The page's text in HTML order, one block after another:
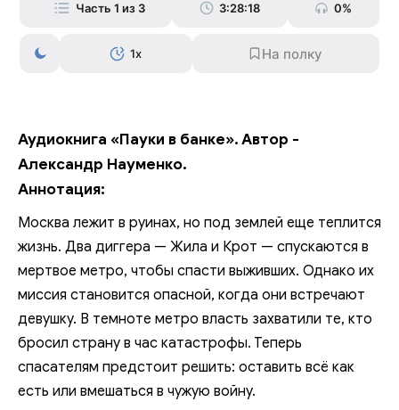
Часть 1 из 3 3:28:18 0%
1x
Аудиокнига «Пауки в банке». Автор -
Александр Науменко.
Аннотация:
Москва лежит в руинах, но под землей еще теплится
жизнь. Два диггера — Жила и Крот — спускаются в
мертвое метро, чтобы спасти выживших. Однако их
миссия становится опасной, когда они встречают
девушку. В темноте метро власть захватили те, кто
бросил страну в час катастрофы. Теперь
спасателям предстоит решить: оставить всё как
есть или вмешаться в чужую войну.